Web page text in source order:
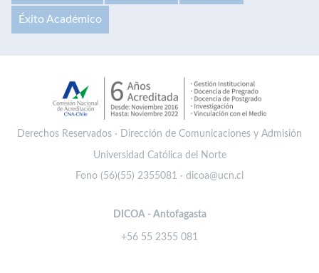
Éxito Académico
Derechos Reservados · Dirección de Comunicaciones y Admisión
Universidad Católica del Norte
Fono (56)(55) 2355081 · dicoa@ucn.cl
DICOA - Antofagasta
+56 55 2355 081